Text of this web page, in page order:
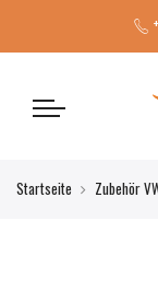
Startseite Zubehör